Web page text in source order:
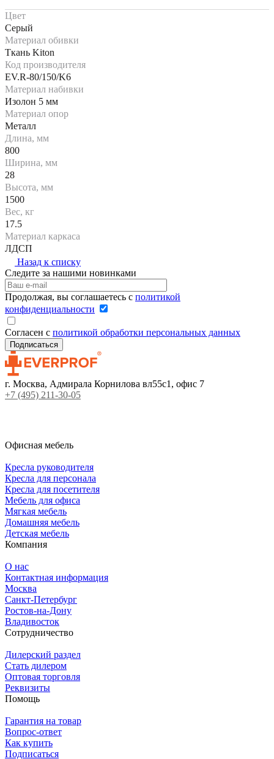
Цвет
Серый
Материал обивки
Ткань Kiton
Код производителя
EV.R-80/150/K6
Материал набивки
Изолон 5 мм
Материал опор
Металл
Длина, мм
800
Ширина, мм
28
Высота, мм
1500
Вес, кг
17.5
Материал каркаса
ЛДСП
Назад к списку
Следите за нашими новинками
Продолжая, вы соглашаетесь с политикой
конфиденциальности
Согласен с политикой обработки персональных данных
г. Москва, Адмирала Корнилова вл55с1, офис 7
+7 (495) 211-30-05
Офисная мебель
Кресла руководителя
Кресла для персонала
Кресла для посетителя
Мебель для офиса
Мягкая мебель
Домашняя мебель
Детская мебель
Компания
О нас
Контактная информация
Москва
Санкт-Петербург
Ростов-на-Дону
Владивосток
Сотрудничество
Дилерский раздел
Стать дилером
Оптовая торговля
Реквизиты
Помощь
Гарантия на товар
Вопрос-ответ
Как купить
Подписаться